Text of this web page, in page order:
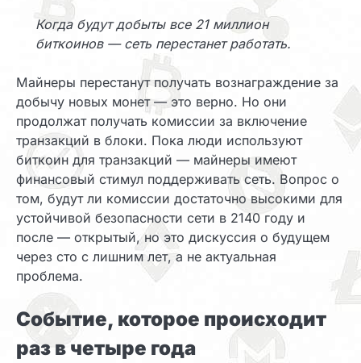
Когда будут добыты все 21 миллион
биткоинов — сеть перестанет работать.
Майнеры перестанут получать вознаграждение за
добычу новых монет — это верно. Но они
продолжат получать комиссии за включение
транзакций в блоки. Пока люди используют
биткоин для транзакций — майнеры имеют
финансовый стимул поддерживать сеть. Вопрос о
том, будут ли комиссии достаточно высокими для
устойчивой безопасности сети в 2140 году и
после — открытый, но это дискуссия о будущем
через сто с лишним лет, а не актуальная
проблема.
Событие, которое происходит
раз в четыре года